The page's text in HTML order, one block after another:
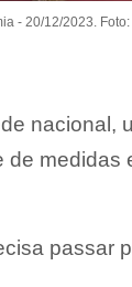
- 20/12/2023.
nacional,
de medidas
passar